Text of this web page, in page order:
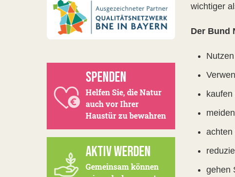
wichtiger
Der Bund
achten
gehen
SPENDEN
Helfen Sie, die Natur
auch vor Ihrer
Haustür zu bewahren
AKTIV WERDEN
Gemeinsam können